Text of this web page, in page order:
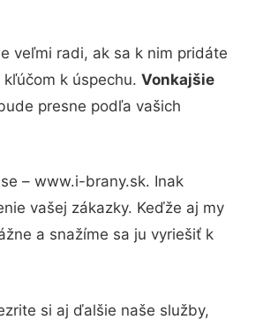
veľmi radi, ak sa k nim pridáte
k úspechu. Vonkajšie
presne podľa vašich
– www.i-brany.sk. Inak
vašej zákazky. Keďže aj my
a snažíme sa ju vyriešiť k
si aj ďalšie naše služby,